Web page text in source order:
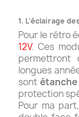
1. L'éclairage
Pour le rétro
12V. Ces
permettront
longues
sont étanche
protection
Pour ma